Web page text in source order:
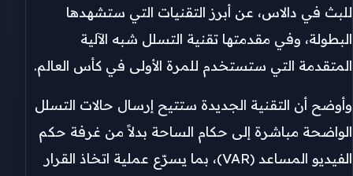
للبث في دالاس، عن أبرز التقنيات التي ستشهدها
البطولة، وفي مقدمتها تقنية التسلل شبه الآلية
المتقدمة التي ستستخدم للمرة الأولى في كأس العالم.
وأوضح أن التقنية الجديدة ستتيح إرسال حالات التسلل
الواضحة مباشرة إلى حكام الساحة بدلاً من غرفة حكم
الفيديو المساعد (VAR)، بما يسرّع عملية اتخاذ القرار